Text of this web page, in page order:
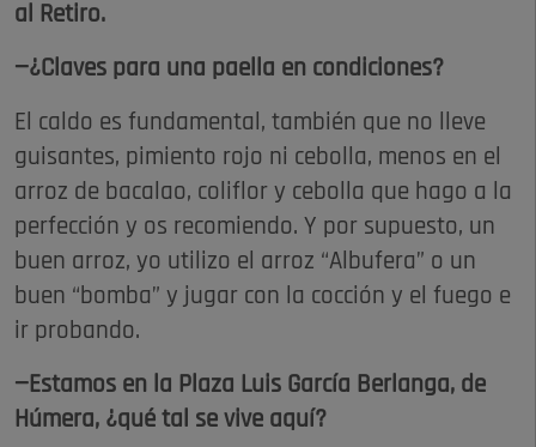
al Retiro.
—¿Claves para una paella en condiciones?
El caldo es fundamental, también que no lleve
guisantes, pimiento rojo ni cebolla, menos en el
arroz de bacalao, coliflor y cebolla que hago a la
perfección y os recomiendo. Y por supuesto, un
buen arroz, yo utilizo el arroz “Albufera” o un
buen “bomba” y jugar con la cocción y el fuego e
ir probando.
—Estamos en la Plaza Luis García Berlanga, de
Húmera, ¿qué tal se vive aquí?